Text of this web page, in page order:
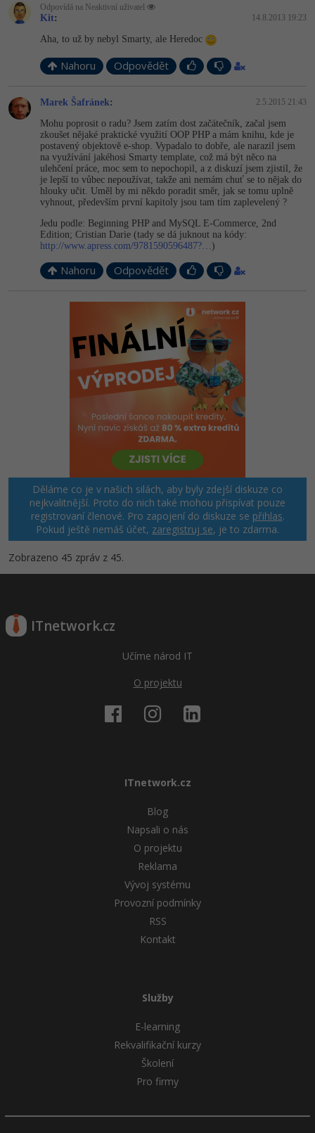
Odpovídá na Neaktivní uživatel
Kit: 14.8.2013 19:23
Aha, to už by nebyl Smarty, ale Heredoc
Nahoru Odpovědět
Marek Šafránek: 2.5.2015 21:43
Mohu poprosit o radu? Jsem zatím dost začátečník, začal jsem
zkoušet nějaké praktické využití OOP PHP a mám knihu, kde je
postavený objektově e-shop. Vypadalo to dobře, ale narazil jsem
na využívání jakéhosi Smarty template, což má být něco na
ulehčení práce, moc sem to nepochopil, a z diskuzí jsem zjistil, že
je lepší to vůbec nepoužívat, takže ani nemám chuť se to nějak do
hlouky učit. Uměl by mi někdo poradit směr, jak se tomu uplně
vyhnout, především první kapitoly jsou tam tím zaplevelený ?
Jedu podle: Beginning PHP and MySQL E-Commerce, 2nd
Edition; Cristian Darie (tady se dá juknout na kódy:
http://www.apress.com/9781590596487?… )
Nahoru Odpovědět
Děláme co je v našich silách, aby byly zdejší diskuze co
nejkvalitnější. Proto do nich také mohou přispívat pouze
registrovaní členové. Pro zapojení do diskuze se přihlas.
Pokud ještě nemáš účet, zaregistruj se, je to zdarma.
Zobrazeno 45 zpráv z 45.
ITnetwork.cz
Učíme národ IT
O projektu
ITnetwork.cz
Blog
Napsali o nás
O projektu
Reklama
Vývoj systému
Provozní podmínky
RSS
Kontakt
Služby
E-learning
Rekvalifikační kurzy
Školení
Pro firmy